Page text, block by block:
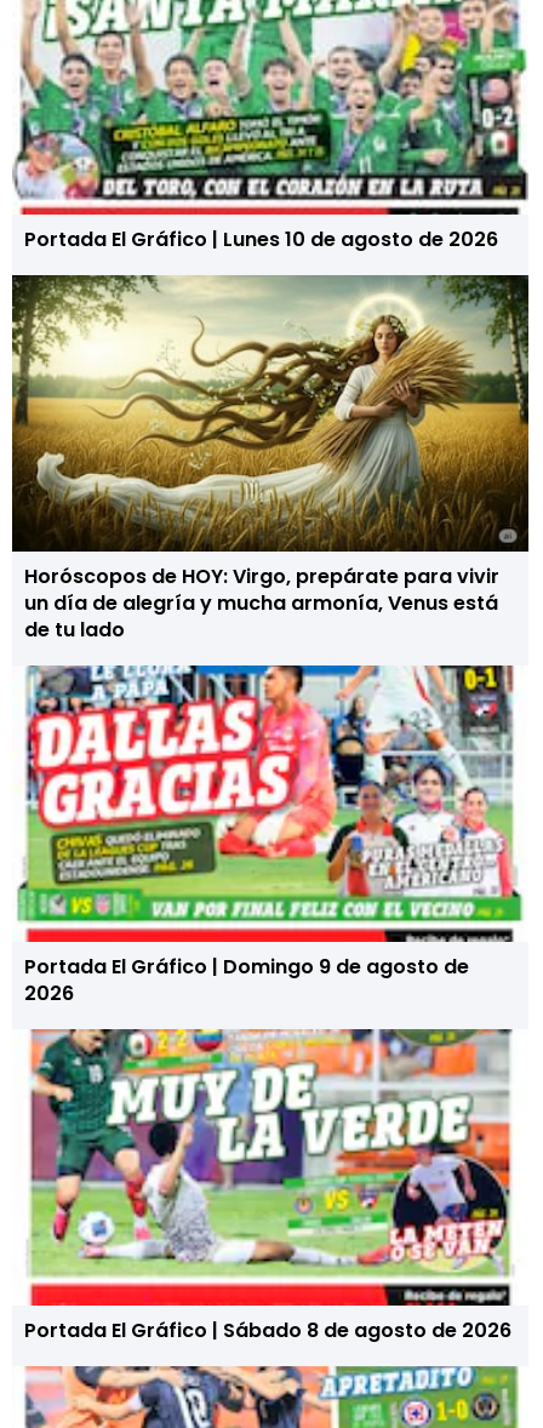
Portada El Gráfico | Lunes 10 de agosto de 2026
Horóscopos de HOY: Virgo, prepárate para vivir
un día de alegría y mucha armonía, Venus está
de tu lado
Portada El Gráfico | Domingo 9 de agosto de
2026
Portada El Gráfico | Sábado 8 de agosto de 2026